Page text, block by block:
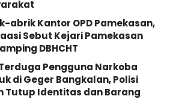
abrik Kantor OPD Pamekasan,
Sebut Kejari Pamekasan
DBHCHT
Pengguna Narkoba
di Geger Bangkalan, Polisi
Tutup Identitas dan Barang